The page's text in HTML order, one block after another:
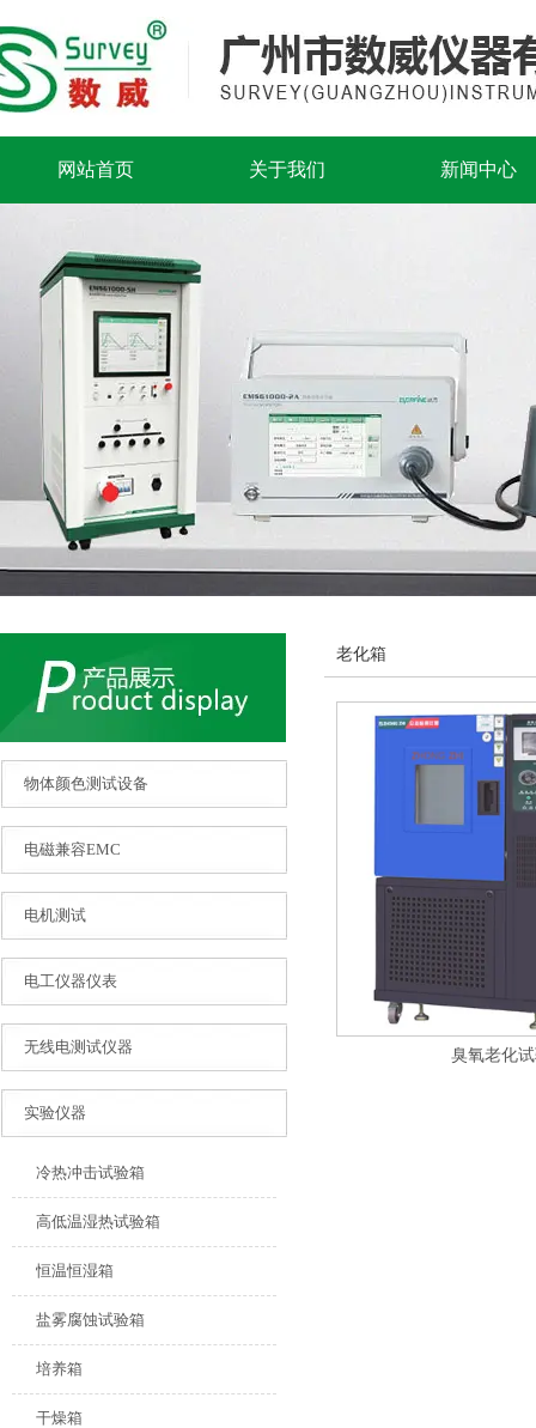
网站首页 关于我们 新闻中心
物体颜色测试设备
电磁兼容EMC
电机测试
电工仪器仪表
无线电测试仪器
实验仪器
冷热冲击试验箱
高低温湿热试验箱
恒温恒湿箱
盐雾腐蚀试验箱
培养箱
干燥箱
老化箱
臭氧老化